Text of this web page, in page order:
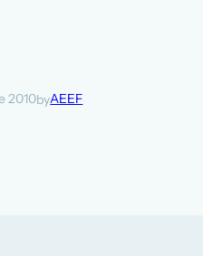
2010byAEEF